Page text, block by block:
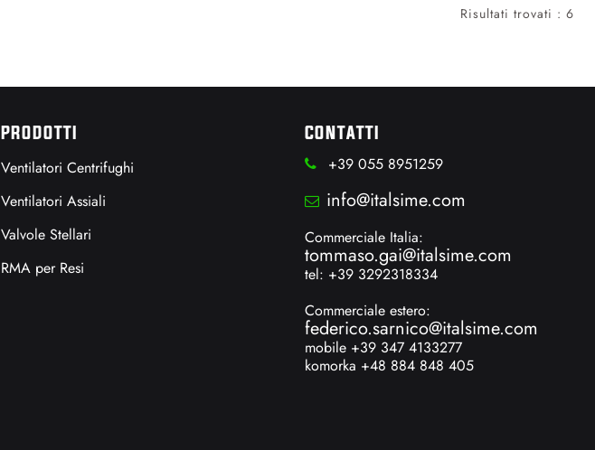
Risultati trovati : 6
PRODOTTI
Ventilatori Centrifughi
Ventilatori Assiali
Valvole Stellari
RMA per Resi
CONTATTI
+39 055 8951259
info@italsime.com
Commerciale Italia:
tommaso.gai@italsime.com
tel: +39 3292318334
Commerciale estero:
federico.sarnico@italsime.com
mobile +39 347 4133277
komorka +48 884 848 405